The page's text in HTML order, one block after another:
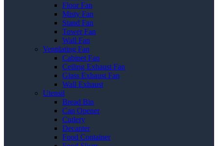
Floor Fan
Misty Fan
Stand Fan
Tower Fan
Wall Fan
Ventilating Fan
Cabinet Fan
Ceiling Exhaust Fan
Glass Exhaust Fan
Wall Exhaust
Utensil
Bread Bin
Can Opener
Cutlery
Decanter
Food Container